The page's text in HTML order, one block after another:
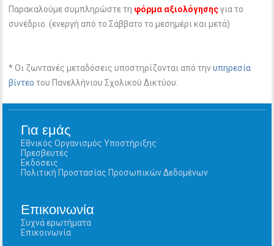
Παρακαλούμε συμπληρώστε τη φόρμα αξιολόγησηςγια το
συνέδριο. (ενεργή από το Σάββατο το μεσημέρι και μετά)
* Οι ζωντανές μεταδόσεις υποστηρίζονται από τηνυπηρεσία
βίντεο του Πανελλήνιου Σχολικού Δικτύου.
Για εμάς
Εθνικός Οργανισμός Υποστήριξης
Πρεσβευτές
Εκδόσεις
Πολιτική Προστασίας Προσωπικών Δεδομένων
Επικοινωνία
Συχνά ερωτήματα
Επικοινωνία